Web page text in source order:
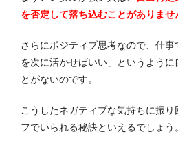
を否定して落ち込むことがありませ
さらにポジティブ思考なので、仕
を次に活かせばいい」というように
とがないのです。
こうしたネガティブな気持ちに振
フでいられる秘訣といえるでしょう。